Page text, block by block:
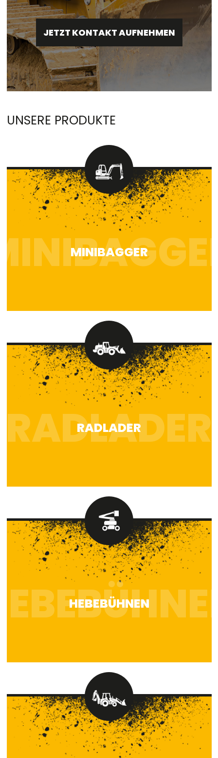
JETZT KONTAKT AUFNEHMEN
UNSERE PRODUKTE
MINIBAGGER
RADLADER
HEBEBÜHNEN